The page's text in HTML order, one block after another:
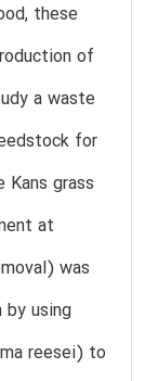
these
of
a waste
for
grass
at
was
using
reesei) to